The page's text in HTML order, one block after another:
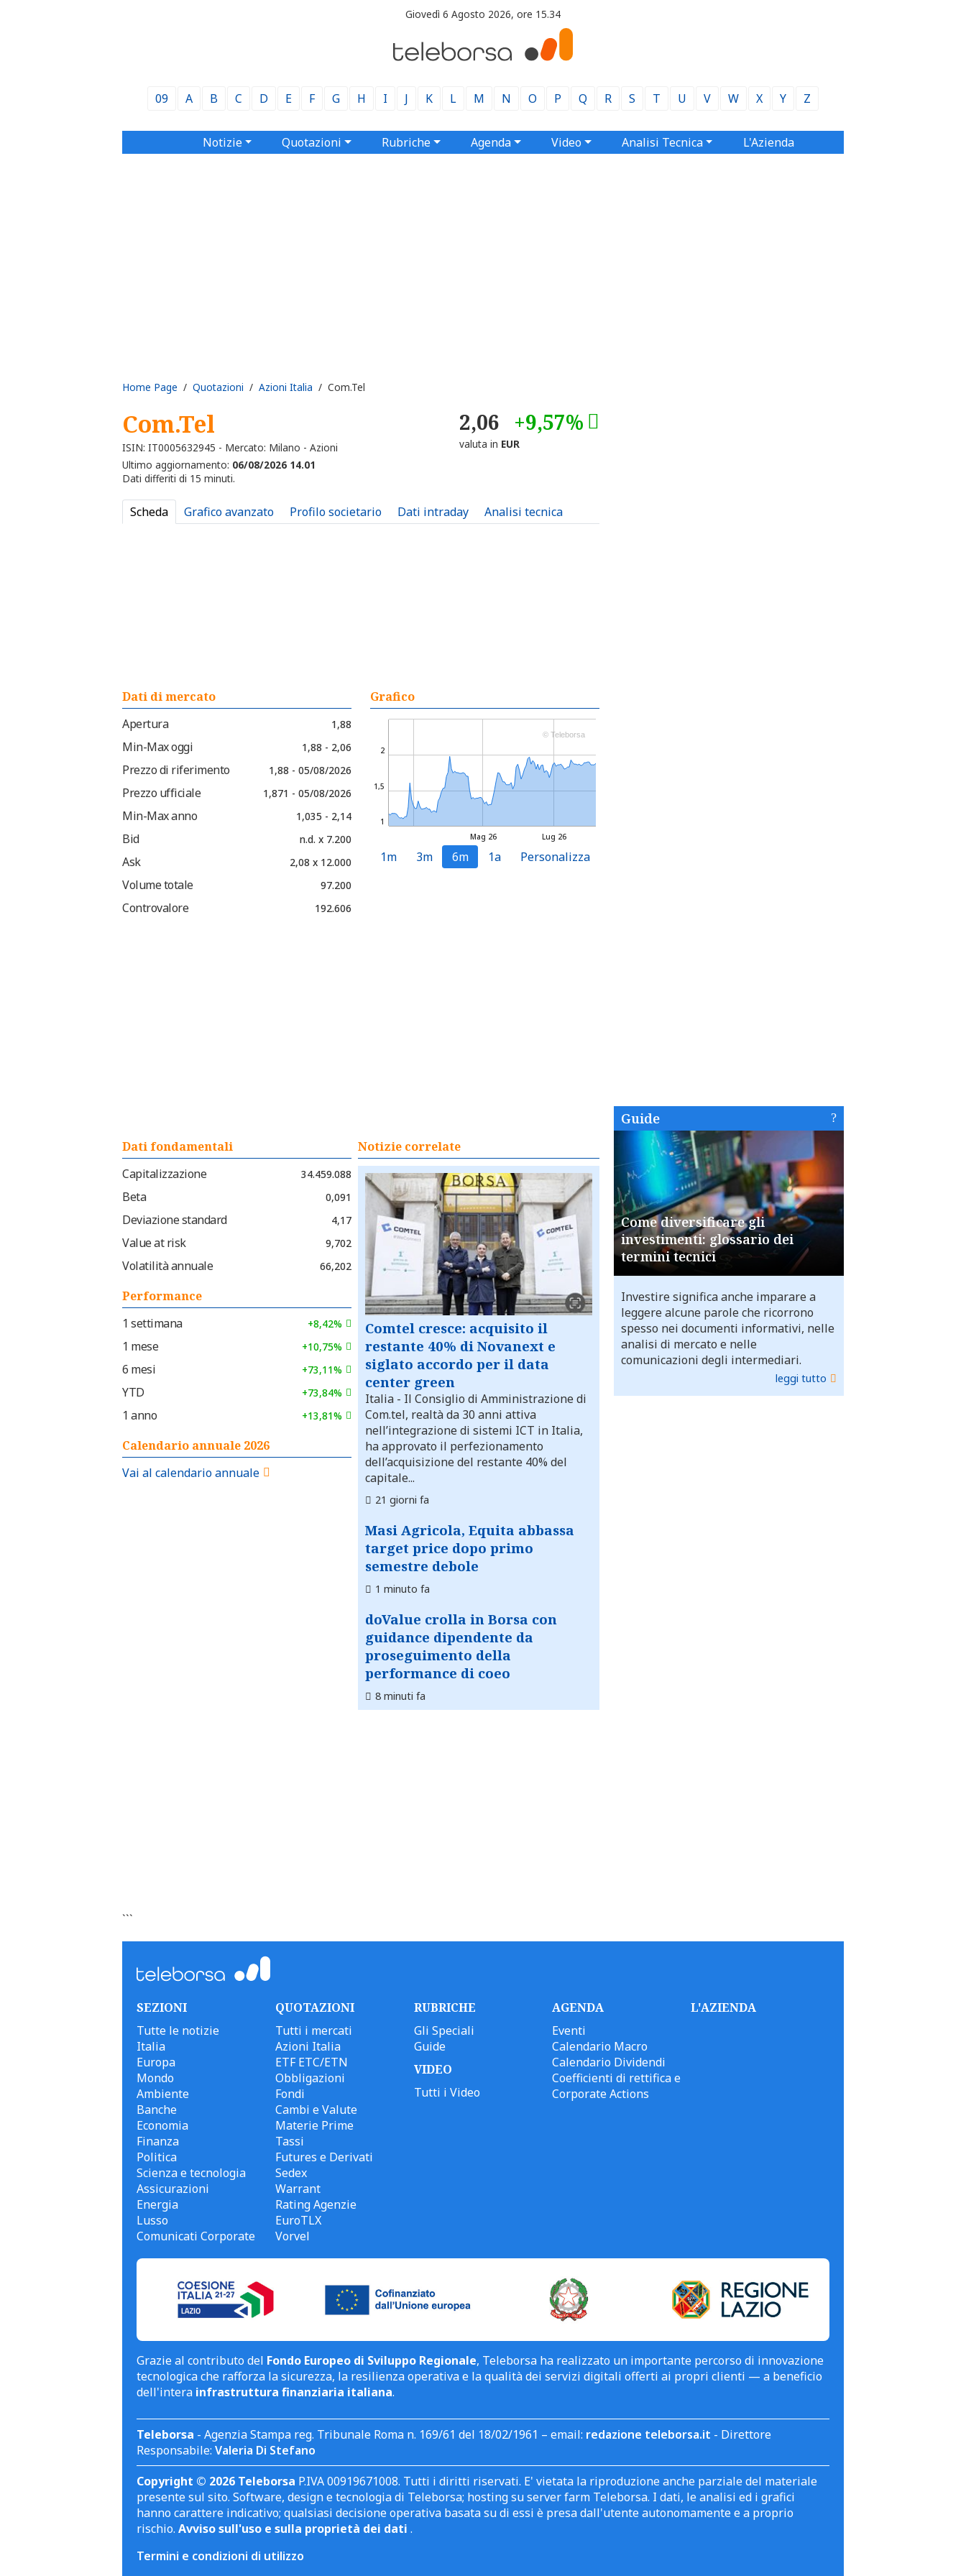
Giovedì 6 Agosto 2026, ore 15.34
09 A B C D E F G H I J K L M N O P Q R S T U V W X Y Z
Notizie Quotazioni Rubriche Agenda Video Analisi Tecnica L'Azienda
Home Page / Quotazioni / Azioni Italia / Com.Tel
Com.Tel
ISIN: IT0005632945 - Mercato: Milano - Azioni
2,06 +9,57%
valuta in EUR
Ultimo aggiornamento: 06/08/2026 14.01
Dati differiti di 15 minuti.
Scheda Grafico avanzato Profilo societario Dati intraday Analisi tecnica
Dati di mercato
Apertura
1,88
Min-Max oggi 1,88 - 2,06
Prezzo di riferimento 1,88 - 05/08/2026
Prezzo ufficiale 1,871 - 05/08/2026
Min-Max anno 1,035 - 2,14
Bid n.d. x 7.200
Ask 2,08 x 12.000
Volume totale 97.200
Controvalore 192.606
Grafico
Lug 26
Mag 26
1
1,5
2
© Teleborsa
1m 3m 6m 1a Personalizza
Dati fondamentali
Capitalizzazione
34.459.088
Beta 0,091
Deviazione standard 4,17
Value at risk 9,702
Volatilità annuale 66,202
Performance
1 settimana
+8,42%
1 mese +10,75%
6 mesi +73,11%
YTD +73,84%
1 anno +13,81%
Calendario annuale 2026
Vai al calendario annuale
Notizie correlate
Comtel cresce: acquisito il
restante 40% di Novanext e
siglato accordo per il data
center green
Italia - Il Consiglio di Amministrazione di
Com.tel, realtà da 30 anni attiva
nell’integrazione di sistemi ICT in Italia,
ha approvato il perfezionamento
dell’acquisizione del restante 40% del
capitale...
21 giorni fa
Masi Agricola, Equita abbassa
target price dopo primo
semestre debole
1 minuto fa
doValue crolla in Borsa con
guidance dipendente da
proseguimento della
performance di coeo
8 minuti fa
```
Guide
Come diversificare gli
investimenti: glossario dei
termini tecnici
Investire significa anche imparare a
leggere alcune parole che ricorrono
spesso nei documenti informativi, nelle
analisi di mercato e nelle
comunicazioni degli intermediari.
leggi tutto
SEZIONI
Tutte le notizie
Italia
Europa
Mondo
Ambiente
Banche
Economia
Finanza
Politica
Scienza e tecnologia
Assicurazioni
Energia
Lusso
Comunicati Corporate
QUOTAZIONI
Tutti i mercati
Azioni Italia
ETF ETC/ETN
Obbligazioni
Fondi
Cambi e Valute
Materie Prime
Tassi
Futures e Derivati
Sedex
Warrant
Rating Agenzie
EuroTLX
Vorvel
RUBRICHE
Gli Speciali
Guide
VIDEO
Tutti i Video
AGENDA
Eventi
Calendario Macro
Calendario Dividendi
Coefficienti di rettifica e
Corporate Actions
L'AZIENDA
Grazie al contributo del Fondo Europeo di Sviluppo Regionale, Teleborsa ha realizzato un importante percorso di innovazione
tecnologica che rafforza la sicurezza, la resilienza operativa e la qualità dei servizi digitali offerti ai propri clienti — a beneficio
dell'intera infrastruttura finanziaria italiana.
Teleborsa - Agenzia Stampa reg. Tribunale Roma n. 169/61 del 18/02/1961 – email: redazione teleborsa.it - Direttore
Responsabile: Valeria Di Stefano
Copyright © 2026 Teleborsa P.IVA 00919671008. Tutti i diritti riservati. E' vietata la riproduzione anche parziale del materiale
presente sul sito. Software, design e tecnologia di Teleborsa; hosting su server farm Teleborsa. I dati, le analisi ed i grafici
hanno carattere indicativo; qualsiasi decisione operativa basata su di essi è presa dall'utente autonomamente e a proprio
rischio. Avviso sull'uso e sulla proprietà dei dati .
Termini e condizioni di utilizzo